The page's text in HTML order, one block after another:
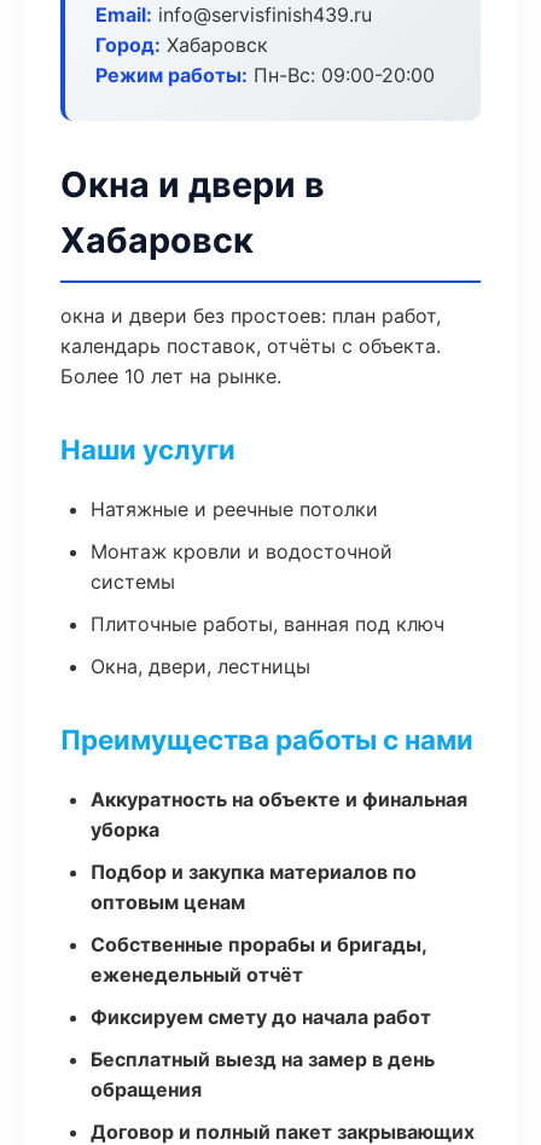
Email: info@servisfinish439.ru
Город: Хабаровск
Режим работы: Пн-Вс: 09:00-20:00
Окна и двери в
Хабаровск
окна и двери без простоев: план работ,
календарь поставок, отчёты с объекта.
Более 10 лет на рынке.
Наши услуги
Натяжные и реечные потолки
Монтаж кровли и водосточной
системы
Плиточные работы, ванная под ключ
Окна, двери, лестницы
Преимущества работы с нами
Аккуратность на объекте и финальная
уборка
Подбор и закупка материалов по
оптовым ценам
Собственные прорабы и бригады,
еженедельный отчёт
Фиксируем смету до начала работ
Бесплатный выезд на замер в день
обращения
Договор и полный пакет закрывающих